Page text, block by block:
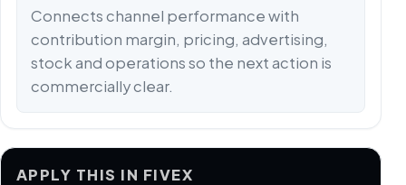
Connects channel performance with
contribution margin, pricing, advertising,
stock and operations so the next action is
commercially clear.
APPLY THIS IN FIVEX